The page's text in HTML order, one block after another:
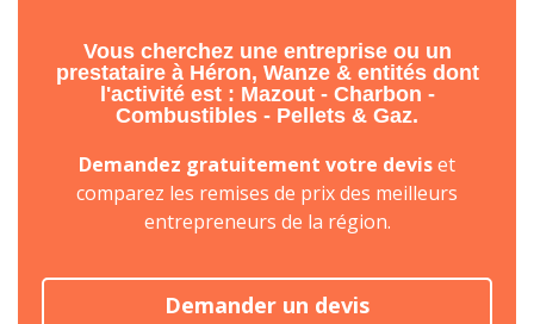
Vous cherchez une entreprise ou un
prestataire à Héron, Wanze & entités dont
l'activité est : Mazout - Charbon -
Combustibles - Pellets & Gaz.
Demandez gratuitement votre deviset
comparez les remises de prix des meilleurs
entrepreneurs de la région.
Demander un devis